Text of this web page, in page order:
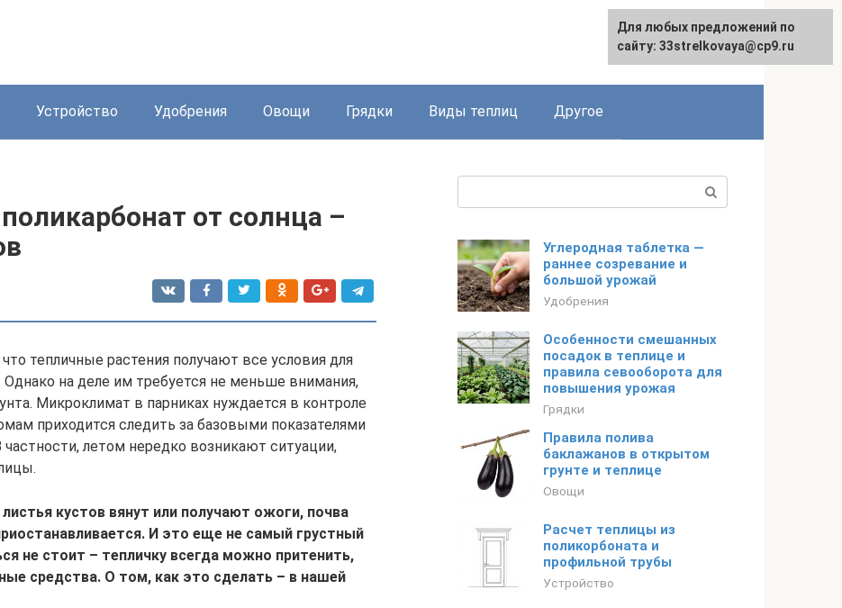
Устройство Удобрения Овощи Грядки Виды теплиц Другое
от солнца –
тепличные растения получают все условия для
Однако на деле им требуется не меньше внимания,
Микроклимат в парниках нуждается в контроле
приходится следить за базовыми показателями
летом нередко возникают ситуации,
кустов вянут или получают ожоги, почва
И это еще не самый грустный
не стоит – тепличку всегда можно притенить,
средства. О том, как это сделать – в нашей
Углеродная таблетка —
раннее созревание и
большой урожай
Удобрения
Особенности смешанных
посадок в теплице и
правила севооборота для
повышения урожая
Грядки
Правила полива
баклажанов в открытом
грунте и теплице
Овощи
Расчет теплицы из
поликорбоната и
профильной трубы
Устройство
Для любых предложений по
сайту: 33strelkovaya@cp9.ru